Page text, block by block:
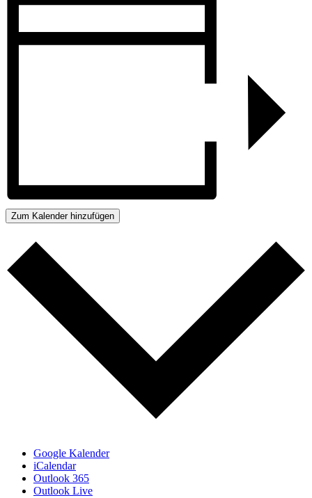
Zum Kalender hinzufügen
Google Kalender
iCalendar
Outlook 365
Outlook Live